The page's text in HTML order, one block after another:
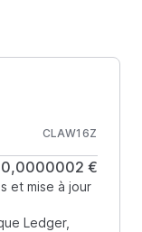
CLAW16Z
0,0000002 €
et mise à jour
Ledger,